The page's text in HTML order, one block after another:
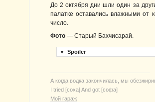
До 2 октября дни шли один за
палатке оставались влажными от
число.
Фото — Старый Бахчисарай.
▼ Spoiler
А когда водка закончилась, мы
I tried [соха] And got [софа]
Мой гараж